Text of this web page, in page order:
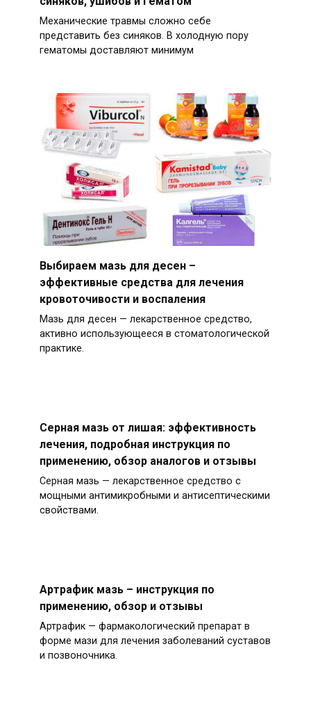
Механические травмы сложно себе
представить без синяков. В холодную пору
гематомы доставляют минимум
Выбираем мазь для десен –
эффективные средства для лечения
кровоточивости и воспаления
Мазь для десен — лекарственное средство,
активно использующееся в стоматологической
практике.
Серная мазь от лишая: эффективность
лечения, подробная инструкция по
применению, обзор аналогов и отзывы
Серная мазь — лекарственное средство с
мощными антимикробными и антисептическими
свойствами.
Артрафик мазь – инструкция по
применению, обзор и отзывы
Артрафик — фармакологический препарат в
форме мази для лечения заболеваний суставов
и позвоночника.